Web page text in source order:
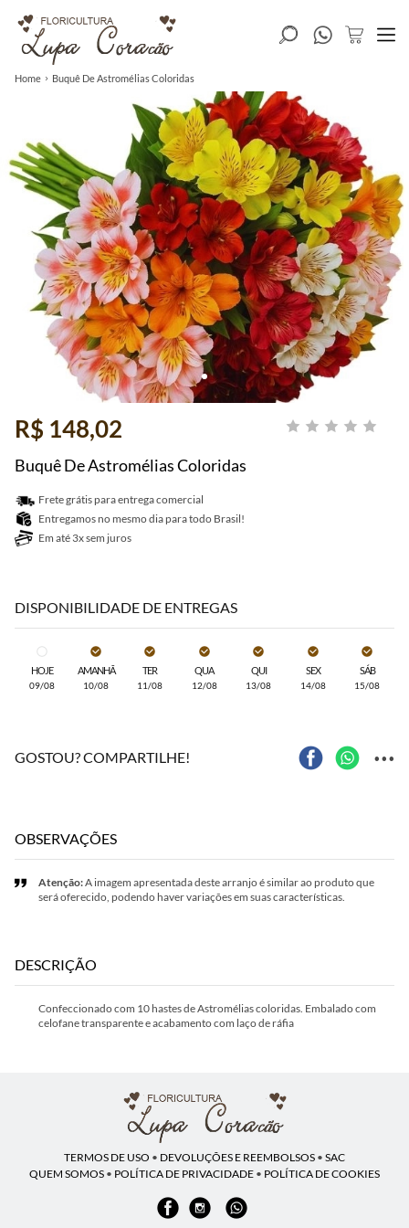
Home Buquê De Astromélias Coloridas
R$ 148,02
Buquê De Astromélias Coloridas
Frete grátis para entrega comercial
Entregamos no mesmo dia para todo Brasil!
Em até 3x sem juros
DISPONIBILIDADE DE ENTREGAS
HOJE
09/08
AMANHÃ
10/08
TER
11/08
QUA
12/08
QUI
13/08
SEX
14/08
SÁB
15/08
GOSTOU? COMPARTILHE! ...
OBSERVAÇÕES
Atenção:A imagem apresentada deste arranjo é similar ao produto que
será oferecido, podendo haver variações em suas características.
DESCRIÇÃO
Confeccionado com 10 hastes de Astromélias coloridas. Embalado com
celofane transparente e acabamento com laço de ráfia
TERMOS DE USO • DEVOLUÇÕES E REEMBOLSOS • SAC
QUEM SOMOS • POLÍTICA DE PRIVACIDADE • POLÍTICA DE COOKIES